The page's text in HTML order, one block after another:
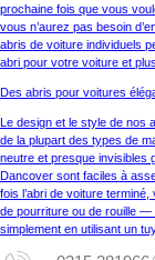
prochaine fois que vous
vous n’aurez pas besoin
abris de voiture individuels
abri pour votre voiture et
Des abris pour voitures
Le design et le style de
de la plupart des types de
neutre et presque invisibles
Dancover sont faciles à
fois l’abri de voiture
de pourriture ou de rouille —
simplement en utilisant un